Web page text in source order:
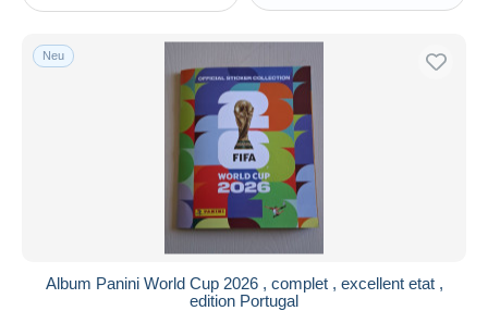
Sammelbilder, Sticker
Deutsche Ausgabe
Laufende Angebote
Auktionen mit Geboten
Auktionen ohne Gebote
Auktionshäuser
Alle Laufzeiten
Neu
Album Panini World Cup 2026 , complet , excellent etat ,
edition Portugal